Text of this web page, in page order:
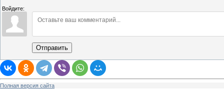
Войдите:
Отправить
Полная версия сайта